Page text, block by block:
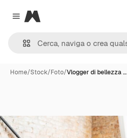
Close menu
Magnific
Home/Stock/Foto/Vlogger di bellezza …